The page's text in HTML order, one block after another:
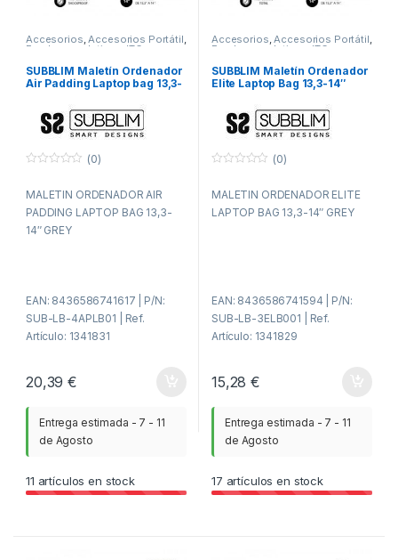
Accesorios,Accesorios Portátil,
Fundas y maletines ITC
SUBBLIM Maletín Ordenador
Air Padding Laptop bag 13,3-
u
r
a
d
(0)
MALETIN ORDENADOR AIR
PADDING LAPTOP BAG 13,3-
14″ GREY
EAN: 8436586741617 | P/N:
SUB-LB-4APLB01 | Ref.
Artículo: 1341831
20,39€
Entrega estimada - 7 - 11
de Agosto
11 artículos en stock
Accesorios,Accesorios Portátil,
Fundas y maletines ITC
SUBBLIM Maletín Ordenador
Elite Laptop Bag 13,3-14″
u
r
(0)
MALETIN ORDENADOR ELITE
LAPTOP BAG 13,3-14″ GREY
EAN: 8436586741594 | P/N:
SUB-LB-3ELB001 | Ref.
Artículo: 1341829
15,28€
Entrega estimada - 7 - 11
de Agosto
17 artículos en stock